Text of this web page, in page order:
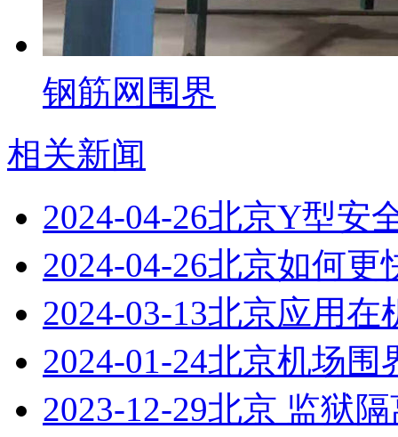
钢筋网围界
相关新闻
2024-04-26北京Y型安
2024-04-26北京如何更
2024-03-13北京应用在
2024-01-24北京机场围
2023-12-29北京 监狱